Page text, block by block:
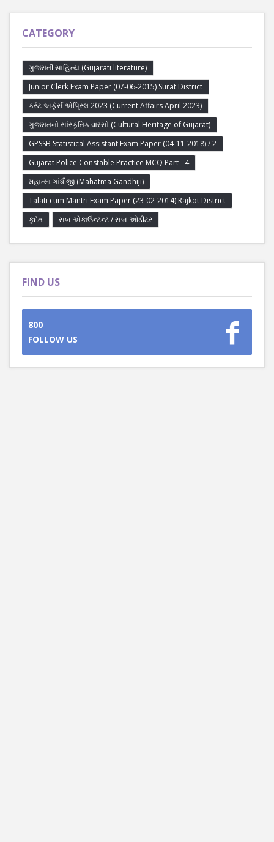
CATEGORY
ગુજરાતી સાહિત્ય (Gujarati literature)
Junior Clerk Exam Paper (07-06-2015) Surat District
કરંટ અફેર્સ એપ્રિલ 2023 (Current Affairs April 2023)
ગુજરાતનો સાંસ્કૃતિક વારસો (Cultural Heritage of Gujarat)
GPSSB Statistical Assistant Exam Paper (04-11-2018) / 2
Gujarat Police Constable Practice MCQ Part - 4
મહાત્મા ગાંધીજી (Mahatma Gandhiji)
Talati cum Mantri Exam Paper (23-02-2014) Rajkot District
કૃદંત
સબ એકાઉન્ટન્ટ / સબ ઓડીટર
FIND US
800
FOLLOW US